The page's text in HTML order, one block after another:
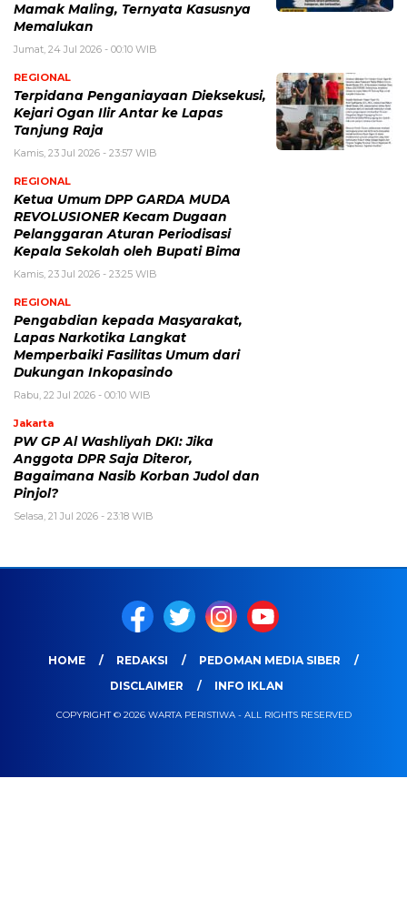
Mamak Maling, Ternyata Kasusnya
Memalukan
Jumat, 24 Jul 2026 - 00:10 WIB
REGIONAL
Terpidana Penganiayaan Dieksekusi,
Kejari Ogan Ilir Antar ke Lapas
Tanjung Raja
Kamis, 23 Jul 2026 - 23:57 WIB
REGIONAL
Ketua Umum DPP GARDA MUDA
REVOLUSIONER Kecam Dugaan
Pelanggaran Aturan Periodisasi
Kepala Sekolah oleh Bupati Bima
Kamis, 23 Jul 2026 - 23:25 WIB
REGIONAL
Pengabdian kepada Masyarakat,
Lapas Narkotika Langkat
Memperbaiki Fasilitas Umum dari
Dukungan Inkopasindo
Rabu, 22 Jul 2026 - 00:10 WIB
Jakarta
PW GP Al Washliyah DKI: Jika
Anggota DPR Saja Diteror,
Bagaimana Nasib Korban Judol dan
Pinjol?
Selasa, 21 Jul 2026 - 23:18 WIB
HOME REDAKSI
PEDOMAN MEDIA SIBER
DISCLAIMER
INFO IKLAN
COPYRIGHT © 2026 WARTA PERISTIWA - ALL RIGHTS RESERVED